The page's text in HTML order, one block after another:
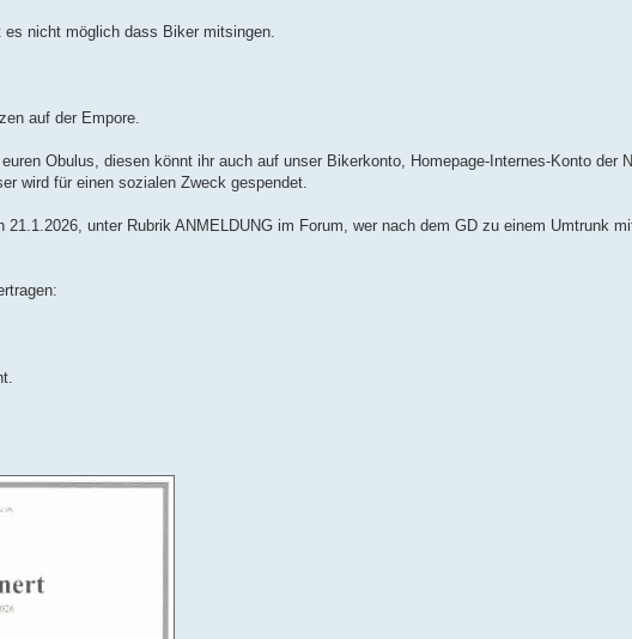
nicht möglich dass Biker mitsingen.
auf der Empore.
Obulus, diesen könnt ihr auch auf unser Bikerkonto, Homepage-Internes-Konto der
wird für einen sozialen Zweck gespendet.
unter Rubrik ANMELDUNG im Forum, wer nach dem GD zu einem Umtrunk